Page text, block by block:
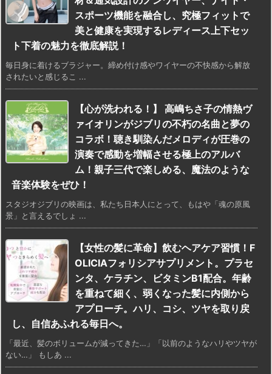
スポーツ機能を融合し、究極フィットで
美と健康を実現するレディース上下セッ
ト下着の魅力を徹底解説！
毎日身に着けるブラジャー。締め付け感やワイヤーの不快感から解放
されたいと感じるこ ...
【心が洗われる！】 高嶋ちさ子の情熱ヴ
ァイオリンがジブリの不朽の名曲と夢の
コラボ！聴き馴染んだメロディが圧巻の
演奏で感動を増幅させる極上のアルバ
ム！親子三代で楽しめる、魔法のような
音楽体験をぜひ！
スタジオジブリの映画は、私たち日本人にとって、もはや「魂の原風
景」と言えるでしょ ...
【女性の髪に革命】飲むヘアケア習慣！F
OLICIAフォリシアサプリメント。プラセ
ンタ、ケラチン、ビタミンB1配合。年齢
を重ねて細く、弱くなった髪に内側から
アプローチ。ハリ、コシ、ツヤを取り戻
し、自信あふれる毎日へ。
「最近、髪のボリュームが減ってきた…」「以前のようなハリやツヤが
ない…」 もしあ ...